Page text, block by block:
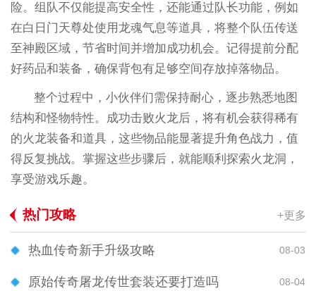
险。组队不仅能提高安全性，还能通过队长功能，例如
在白日门天尊处使用龙魂气息等道具，将整个队伍传送
至神殿区域，节省时间并增加成功机会。记得提前分配
好药品和装备，确保背包有足够空间存放掉落物品。
整个过程中，小伙伴们需保持耐心，逐步熟悉地图
结构和怪物特性。成功击败火龙后，将有机会获得稀有
的火龙装备和道具，这些物品能显著提升角色战力，值
得反复挑战。掌握这些步骤后，就能顺利探索火龙洞，
享受游戏乐趣。
热门攻略 +更多
热血传奇新手升级攻略 08-03
原始传奇屠龙传世套装还要打造吗 08-04